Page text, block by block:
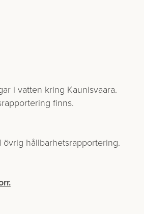
i vatten kring Kaunisvaara.
finns.
övrig hållbarhets­rapportering.